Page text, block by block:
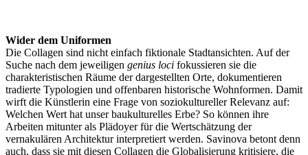
Wider dem Uniformen
Die Collagen sind nicht einfach fiktionale Stadtansichten. Auf der
Suche nach dem jeweiligen genius loci fokussieren sie die
charakteristischen Räume der dargestellten Orte, dokumentieren
tradierte Typologien und offenbaren historische Wohnformen. Damit
wirft die Künstlerin eine Frage von soziokultureller Relevanz auf:
Welchen Wert hat unser baukulturelles Erbe? So können ihre
Arbeiten mitunter als Plädoyer für die Wertschätzung der
vernakulären Architektur interpretiert werden. Savinova betont denn
auch, dass sie mit diesen Collagen die Globalisierung kritisiere, die